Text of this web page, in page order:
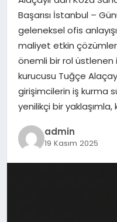
SPOR
TEKNOLOJI
YAŞAM
Başarısı İstanbul –
geleneksel ofis
maliyet etkin
önemli bir rol üstlenen
kurucusu Tuğçe
girişimcilerin iş kurma
yenilikçi bir yaklaşımla,
admin
19 Kasım 2025